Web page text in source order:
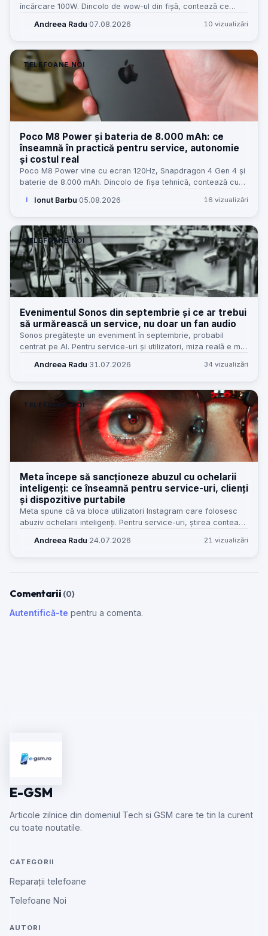
încărcare 100W. Dincolo de wow-ul din fișă, contează ce
așteptările clienților.
Andreea Radu·07.08.2026 10 vizualizări
TELEFOANE NOI
Poco M8 Power și bateria de 8.000 mAh: ce
înseamnă în practică pentru service, autonomie
și costul real
Poco M8 Power vine cu ecran 120Hz, Snapdragon 4 Gen 4 și
baterie de 8.000 mAh. Dincolo de fișa tehnică, contează cum
I Ionut Barbu·05.08.2026 16 vizualizări
TELEFOANE NOI
Evenimentul Sonos din septembrie și ce ar trebui
să urmărească un service, nu doar un fan audio
Sonos pregătește un eveniment în septembrie, probabil
centrat pe AI. Pentru service-uri și utilizatori, miza reală e mai
reparabilitate.
Andreea Radu·31.07.2026 34 vizualizări
TELEFOANE NOI
Meta începe să sancționeze abuzul cu ochelarii
inteligenți: ce înseamnă pentru service-uri, clienți
și dispozitive purtabile
Meta spune că va bloca utilizatori Instagram care folosesc
abuziv ochelarii inteligenți. Pentru service-uri, știrea contează
așteptări noi de la clienți.
Andreea Radu·24.07.2026 21 vizualizări
Comentarii (0)
Autentifică-te pentru a comenta.
E-GSM
Articole zilnice din domeniul Tech si GSM care te tin la curent
cu toate noutatile.
CATEGORII
Reparații telefoane
Telefoane Noi
AUTORI